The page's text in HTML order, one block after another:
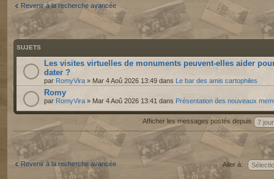
Revenir à la recherche avancée
SUJETS
Les visites virtuelles de monuments peuvent-elles aider
dater ?
par RomyVira » Mar 4 Aoû 2026 13:49 dans Le bar des amis cartophiles
Romy
par RomyVira » Mar 4 Aoû 2026 13:41 dans Présentation des nouveaux
Afficher les messages postés depuis
Revenir à la recherche avancée Aller à: